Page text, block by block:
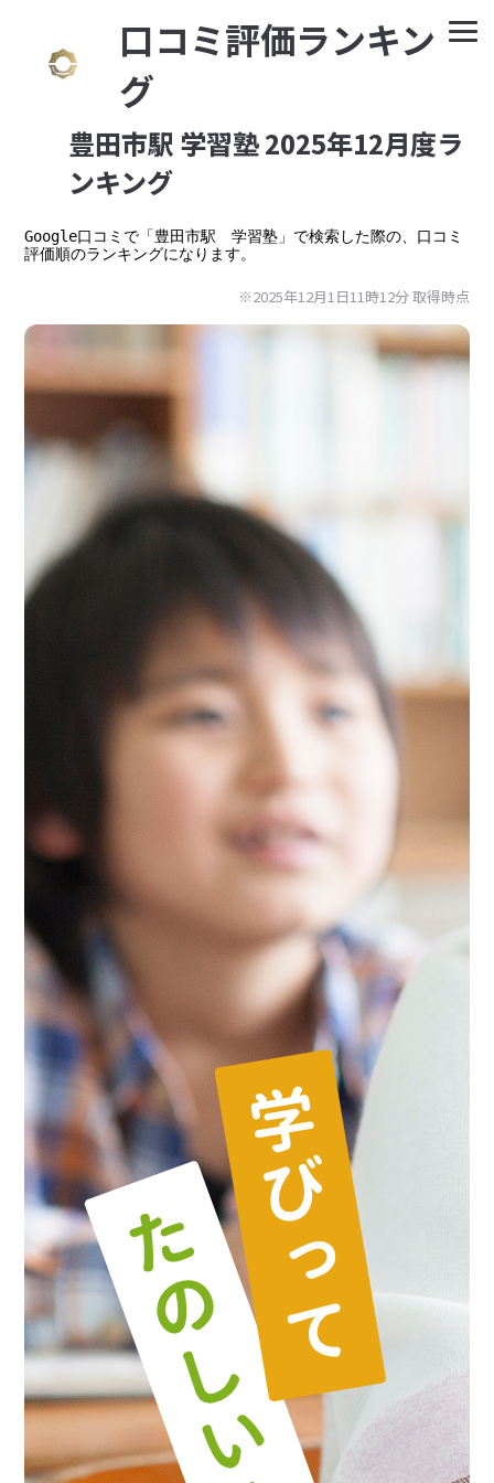
⼝コミ評価ランキン
グ
豊田市駅 学習塾 2025年12月度ラ
ンキング
Google⼝コミで「豊田市駅　学習塾」で検索した際の、口コミ
評価順のランキングになります。
※2025年12月1日11時12分 取得時点